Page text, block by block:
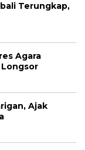
Terungkap,
Agara
Longsor
Ajak